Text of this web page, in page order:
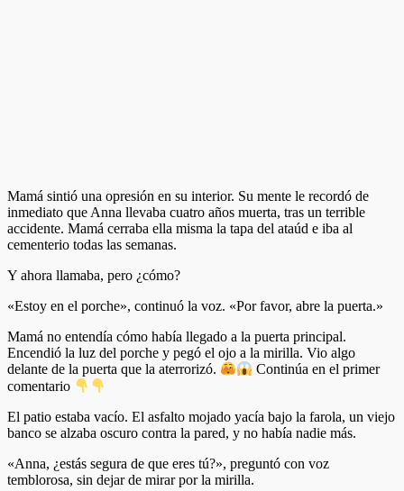
Mamá sintió una opresión en su interior. Su mente le recordó de
inmediato que Anna llevaba cuatro años muerta, tras un terrible
accidente. Mamá cerraba ella misma la tapa del ataúd e iba al
cementerio todas las semanas.
Y ahora llamaba, pero ¿cómo?
«Estoy en el porche», continuó la voz. «Por favor, abre la puerta.»
Mamá no entendía cómo había llegado a la puerta principal.
Encendió la luz del porche y pegó el ojo a la mirilla. Vio algo
delante de la puerta que la aterrorizó.
Continúa en el primer
comentario
El patio estaba vacío. El asfalto mojado yacía bajo la farola, un viejo
banco se alzaba oscuro contra la pared, y no había nadie más.
«Anna, ¿estás segura de que eres tú?», preguntó con voz
temblorosa, sin dejar de mirar por la mirilla.